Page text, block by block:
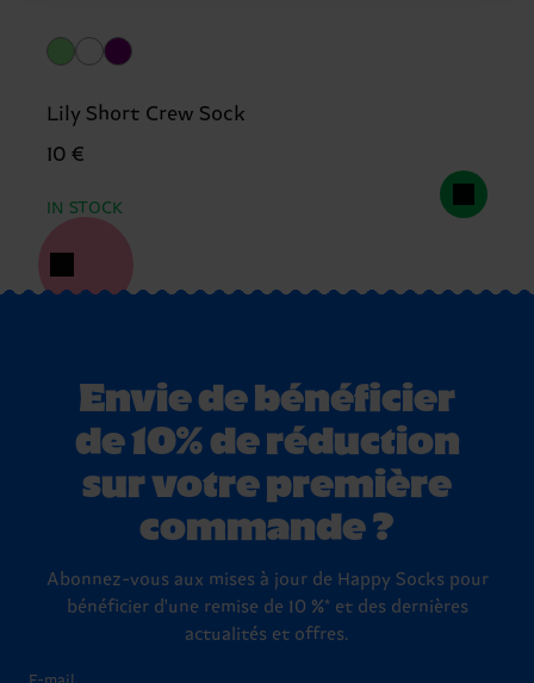
Lily Short Crew Sock
10 €
IN STOCK
Envie de bénéficier
de 10% de réduction
sur votre première
commande ?
Abonnez-vous aux mises à jour de Happy Socks pour
bénéficier d'une remise de 10 %* et des dernières
actualités et offres.